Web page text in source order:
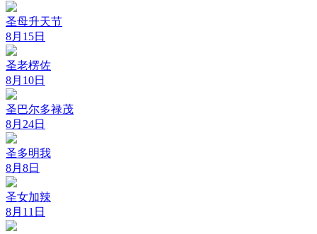
圣母升天节
8月15日
圣老楞佐
8月10日
圣巴尔多禄茂
8月24日
圣多明我
8月8日
圣女加辣
8月11日